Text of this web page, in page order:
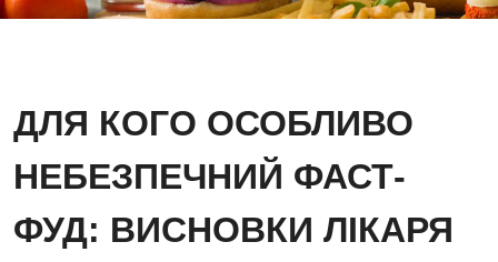
ДЛЯ КОГО ОСОБЛИВО
НЕБЕЗПЕЧНИЙ ФАСТ-
ФУД: ВИСНОВКИ ЛІКАРЯ